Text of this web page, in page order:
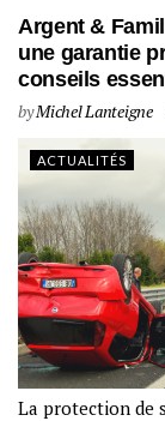
Argent &
une garantie
conseils
byMichel Lanteigne
ACTUALITÉS
La protection de